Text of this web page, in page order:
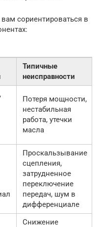
сориентироваться в
Типичные
неисправности
Потеря мощности,
нестабильная
работа, утечки
масла
Проскальзывание
сцепления,
затрудненное
переключение
передач, шум в
дифференциале
Снижение